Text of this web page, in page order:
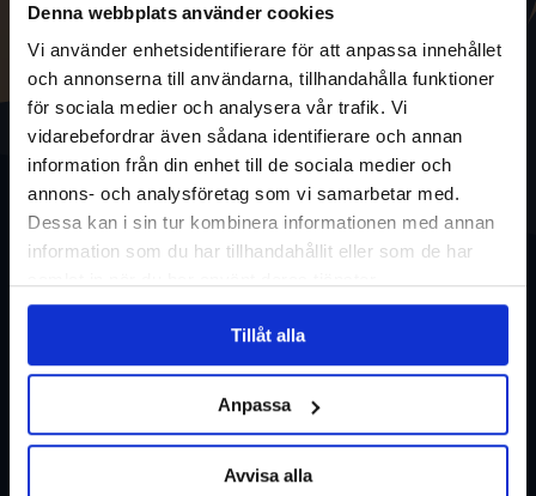
Denna webbplats använder cookies
Vi använder enhetsidentifierare för att anpassa innehållet
och annonserna till användarna, tillhandahålla funktioner
för sociala medier och analysera vår trafik. Vi
vidarebefordrar även sådana identifierare och annan
information från din enhet till de sociala medier och
annons- och analysföretag som vi samarbetar med.
Dessa kan i sin tur kombinera informationen med annan
information som du har tillhandahållit eller som de har
Tillåt alla
Anpassa
Avvisa alla
Restyper
Om oss
Boka och res tryggt med
EverTrek
Grupp & Konferens
Kontakta oss